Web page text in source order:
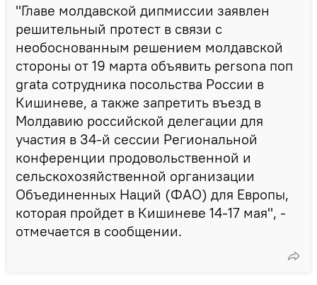
"Главе молдавской дипмиссии заявлен
решительный протест в связи с
необоснованным решением молдавской
стороны от 19 марта объявить persona поп
grata сотрудника посольства России в
Кишиневе, а также запретить въезд в
Молдавию российской делегации для
участия в 34-й сессии Региональной
конференции продовольственной и
сельскохозяйственной организации
Объединенных Наций (ФАО) для Европы,
которая пройдет в Кишиневе 14-17 мая", -
отмечается в сообщении.